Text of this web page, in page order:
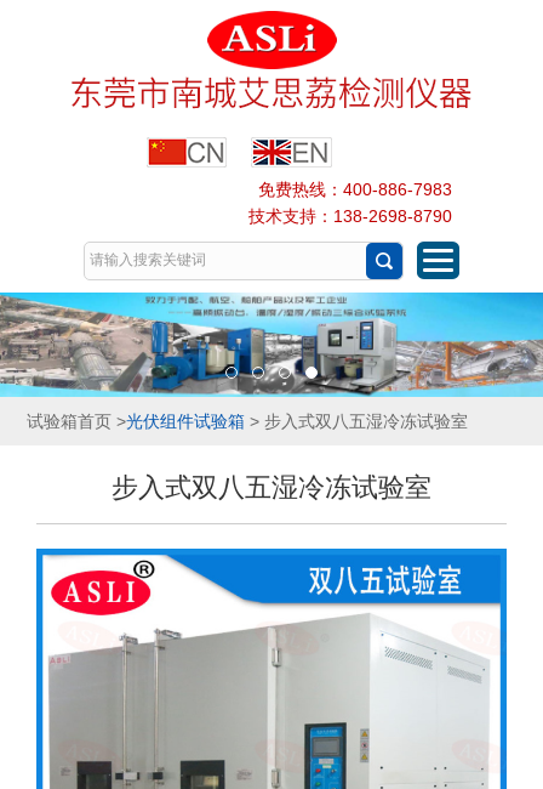
免费热线：400-886-7983
技术支持：138-2698-8790
试验箱首页>光伏组件试验箱> 步入式双八五湿冷冻试验室
步入式双八五湿冷冻试验室